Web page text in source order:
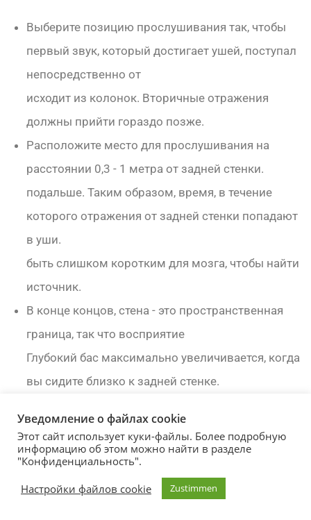
Выберите позицию прослушивания так, чтобы
первый звук, который достигает ушей, поступал
непосредственно от
исходит из колонок. Вторичные отражения
должны прийти гораздо позже.
Расположите место для прослушивания на
расстоянии 0,3 - 1 метра от задней стенки.
подальше. Таким образом, время, в течение
которого отражения от задней стенки попадают
в уши.
быть слишком коротким для мозга, чтобы найти
источник.
В конце концов, стена - это пространственная
граница, так что восприятие
Глубокий бас максимально увеличивается, когда
вы сидите близко к задней стенке.
басов, добавив метод
что мы называем пространственным
картографированием. Этот метод обнаруживает
волновых явлений и учитывает тот факт, что
Уведомление о файлах cookie
Этот сайт использует куки-файлы. Более подробную
информацию об этом можно найти в разделе
"Конфиденциальность".
Настройки файлов cookie
Zustimmen